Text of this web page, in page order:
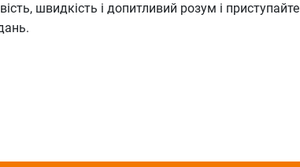
швидкість і допитливий розум і